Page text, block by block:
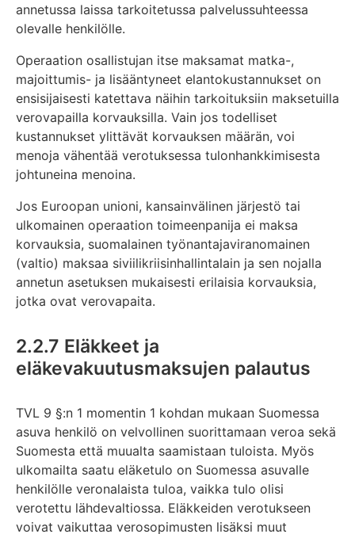
annetussa laissa tarkoitetussa palvelussuhteessa
olevalle henkilölle.
Operaation osallistujan itse maksamat matka-,
majoittumis- ja lisääntyneet elantokustannukset on
ensisijaisesti katettava näihin tarkoituksiin maksetuilla
verovapailla korvauksilla. Vain jos todelliset
kustannukset ylittävät korvauksen määrän, voi
menoja vähentää verotuksessa tulonhankkimisesta
johtuneina menoina.
Jos Euroopan unioni, kansainvälinen järjestö tai
ulkomainen operaation toimeenpanija ei maksa
korvauksia, suomalainen työnantajaviranomainen
(valtio) maksaa siviilikriisinhallintalain ja sen nojalla
annetun asetuksen mukaisesti erilaisia korvauksia,
jotka ovat verovapaita.
2.2.7 Eläkkeet ja
eläkevakuutusmaksujen palautus
TVL 9 §:n 1 momentin 1 kohdan mukaan Suomessa
asuva henkilö on velvollinen suorittamaan veroa sekä
Suomesta että muualta saamistaan tuloista. Myös
ulkomailta saatu eläketulo on Suomessa asuvalle
henkilölle veronalaista tuloa, vaikka tulo olisi
verotettu lähdevaltiossa. Eläkkeiden verotukseen
voivat vaikuttaa verosopimusten lisäksi muut